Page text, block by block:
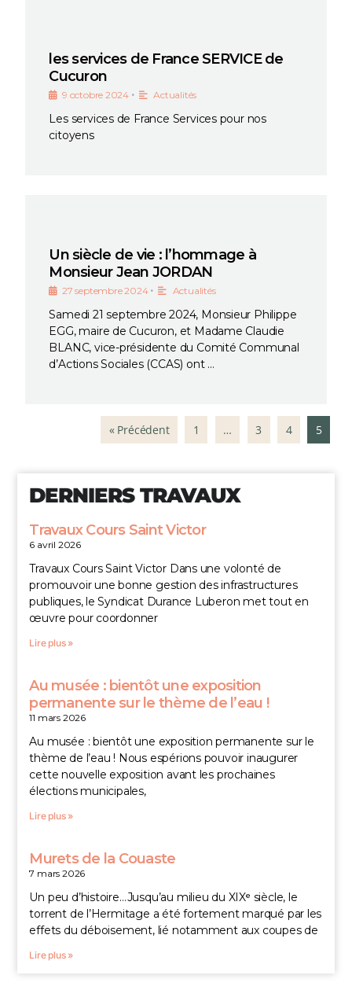
les services de France SERVICE de
Cucuron
9 octobre 2024 • Actualités
Les services de France Services pour nos
citoyens
Un siècle de vie : l’hommage à
Monsieur Jean JORDAN
27 septembre 2024 • Actualités
Samedi 21 septembre 2024, Monsieur Philippe
EGG, maire de Cucuron, et Madame Claudie
BLANC, vice-présidente du Comité Communal
d’Actions Sociales (CCAS) ont …
« Précédent 1 … 3 4 5
DERNIERS TRAVAUX
Travaux Cours Saint Victor
6 avril 2026
Travaux Cours Saint Victor Dans une volonté de
promouvoir une bonne gestion des infrastructures
publiques, le Syndicat Durance Luberon met tout en
œuvre pour coordonner
Lire plus »
Au musée : bientôt une exposition
permanente sur le thème de l’eau !
11 mars 2026
Au musée : bientôt une exposition permanente sur le
thème de l’eau ! Nous espérions pouvoir inaugurer
cette nouvelle exposition avant les prochaines
élections municipales,
Lire plus »
Murets de la Couaste
7 mars 2026
Un peu d’histoire…Jusqu’au milieu du XIXᵉ siècle, le
torrent de l’Hermitage a été fortement marqué par les
effets du déboisement, lié notamment aux coupes de
Lire plus »